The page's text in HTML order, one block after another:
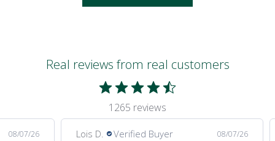
Real reviews from real customers
1265 reviews
08/07/26 Lois D. Verified Buyer 08/07/26